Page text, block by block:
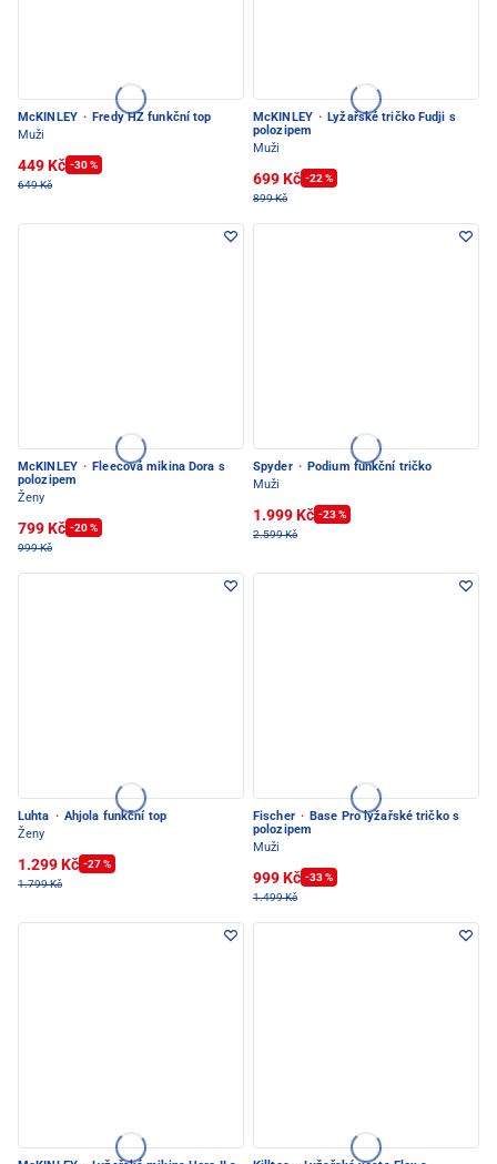
McKINLEY · Fredy HZ funkční top
Muži
449 Kč -30 %
649 Kč
McKINLEY · Lyžařské tričko Fudji s
polozipem
Muži
699 Kč -22 %
899 Kč
McKINLEY · Fleecová mikina Dora s
polozipem
Ženy
799 Kč -20 %
999 Kč
Spyder · Podium funkční tričko
Muži
1.999 Kč -23 %
2.599 Kč
Luhta · Ahjola funkční top
Ženy
1.299 Kč -27 %
1.799 Kč
Fischer · Base Pro lyžařské tričko s
polozipem
Muži
999 Kč -33 %
1.499 Kč